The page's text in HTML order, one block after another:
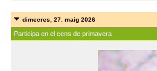
dimecres, 27. maig 2026
Participa en el cens de primavera